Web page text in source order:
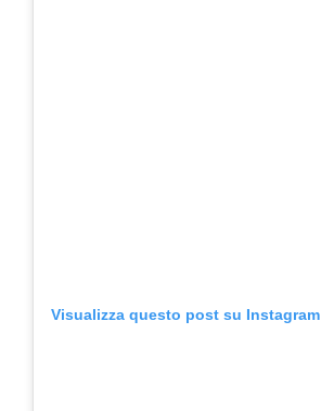
Visualizza questo post su Instagram